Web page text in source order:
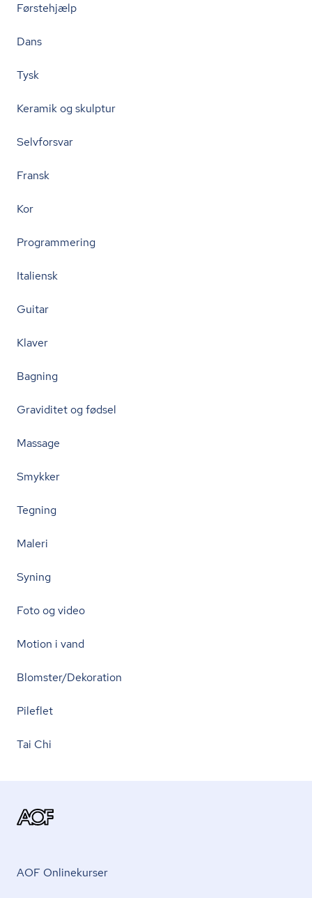
Førstehjælp
Dans
Tysk
Keramik og skulptur
Selvforsvar
Fransk
Kor
Programmering
Italiensk
Guitar
Klaver
Bagning
Graviditet og fødsel
Massage
Smykker
Tegning
Maleri
Syning
Foto og video
Motion i vand
Blomster/Dekoration
Pileflet
Tai Chi
AOF Onlinekurser